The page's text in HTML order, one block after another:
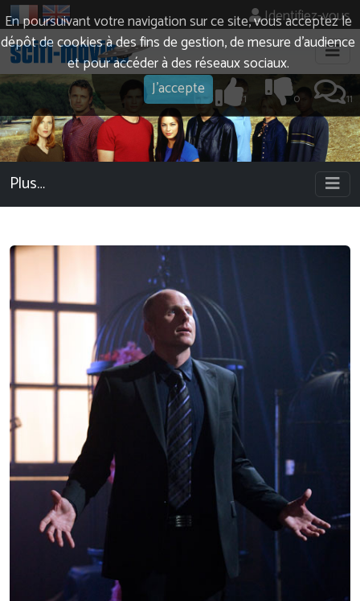
En poursuivant votre navigation sur ce site, vous acceptez le
dépôt de cookies à des fins de gestion, de mesure d’audience
et pour accéder à des réseaux sociaux.
J'accepte
Identifiez-vous
11
0
1
Plus…